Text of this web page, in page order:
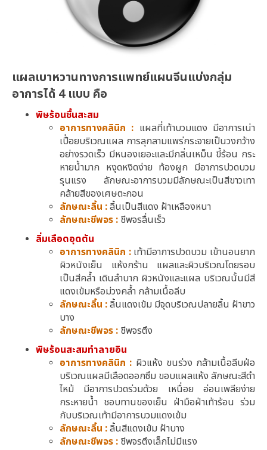
แผลเบาหวานทางการแพทย์แผนจีนแบ่งกลุ่ม
อาการได้ 4 แบบ คือ
พิษร้อนชื้นสะสม
อาการทางคลินิก : แผลที่เท้าบวมแดง มีอาการเน่า
เปื่อยบริเวณแผล การลุกลามแพร่กระจายเป็นวงกว้าง
อย่างรวดเร็ว มีหนองเยอะและมีกลิ่นเหม็น ขี้ร้อน กระ
หายนํ้ามาก หงุดหงิดง่าย ท้องผูก มีอาการปวดบวม
รุนแรง ลักษณะอาการบวมมีลักษณะเป็นสีขาวเทา
คล้ายสีของเศษตะกอน
ลักษณะลิ้น :ลิ้นเป็นสีแดง ฝ้าเหลืองหนา
ลักษณะชีพจร : ชีพจรลื่นเร็ว
ลิ่มเลือดอุดตัน
อาการทางคลินิก : เท้ามีอาการปวดบวม เข้านอนยาก
ผิวหนังเย็น แห้งกร้าน แผลและผิวบริเวณโดยรอบ
เป็นสีคลํ้า เดินลําบาก ผิวหนังและแผล บริเวณนั้นมีสี
แดงเข้มหรือม่วงคล้ำ กล้ามเนื้อลีบ
ลักษณะลิ้น :ลิ้นแดงเข้ม มีจุดบริเวณปลายลิ้น ฝ้าขาว
บาง
ลักษณะชีพจร : ชีพจรตึง
พิษร้อนสะสมทําลายอิน
อาการทางคลินิก : ผิวแห้ง ขนร่วง กล้ามเนื้อลีบฝ่อ
บริเวณแผลมีเลือดออกซึม ขอบแผลแห้ง ลักษณะสีดํา
ไหม้ มีอาการปวดร่วมด้วย เหนื่อย อ่อนเพลียง่าย
กระหายน้ำ ชอบทานของเย็น ฝ่ามือฝ่าเท้าร้อน ร่วม
กับบริเวณเท้ามีอาการบวมแดงเข้ม
ลักษณะลิ้น :ลิ้นสีแดงเข้ม ฝ้าบาง
ลักษณะชีพจร : ชีพจรตึงเล็กไม่มีแรง